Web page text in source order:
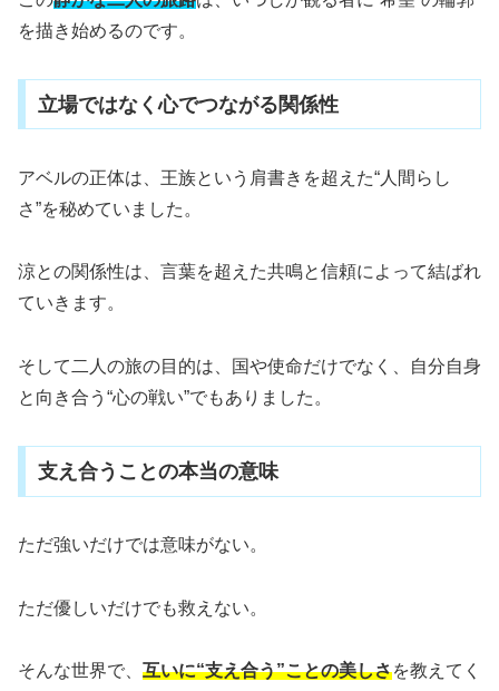
を描き始めるのです。
立場ではなく心でつながる関係性
アベルの正体は、王族という肩書きを超えた“人間らし
さ”を秘めていました。
涼との関係性は、言葉を超えた共鳴と信頼によって結ばれ
ていきます。
そして二人の旅の目的は、国や使命だけでなく、自分自身
と向き合う“心の戦い”でもありました。
支え合うことの本当の意味
ただ強いだけでは意味がない。
ただ優しいだけでも救えない。
そんな世界で、 互いに“支え合う”ことの美しさを教えてく